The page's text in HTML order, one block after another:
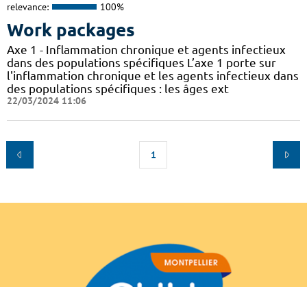
relevance: 100%
Work packages
Axe 1 - Inflammation chronique et agents infectieux
dans des populations spécifiques L’axe 1 porte sur
l'inflammation chronique et les agents infectieux dans
des populations spécifiques : les âges ext
22/03/2024 11:06
1